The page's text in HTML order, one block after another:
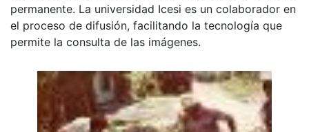
permanente. La universidad Icesi es un colaborador en
el proceso de difusión, facilitando la tecnología que
permite la consulta de las imágenes.